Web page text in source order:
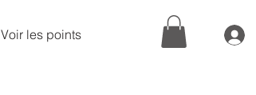
Voir les points